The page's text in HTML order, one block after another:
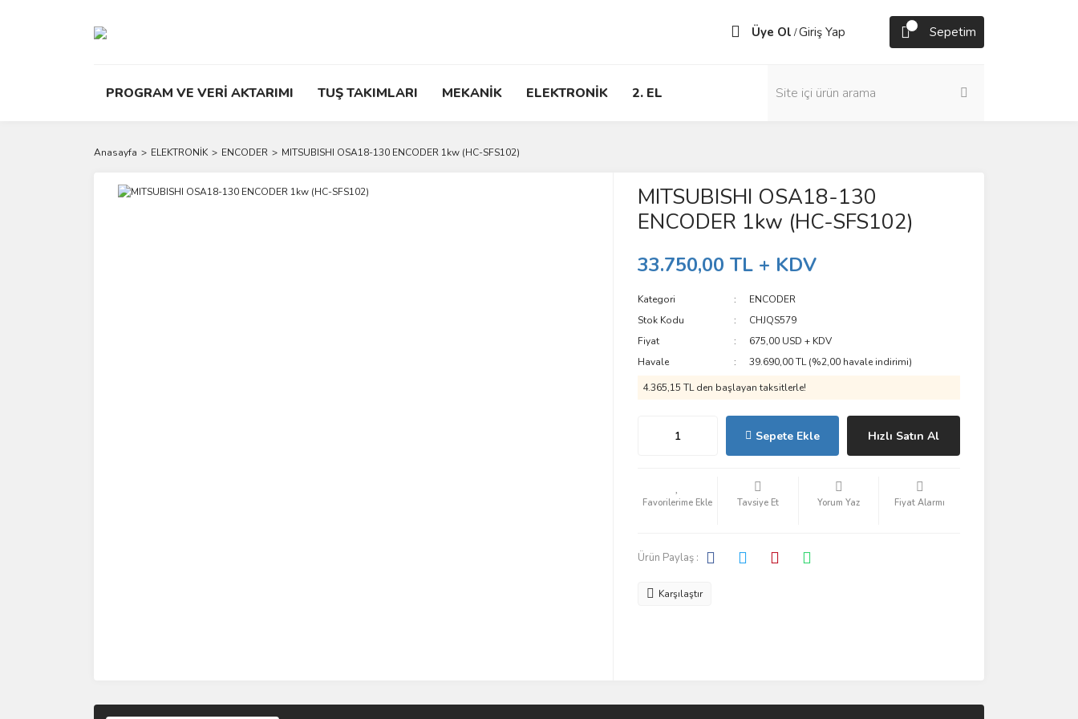
Üye Ol /Giriş Yap Sepetim
PROGRAM VE VERİ AKTARIMI TUŞ TAKIMLARI MEKANİK ELEKTRONİK 2. EL
Anasayfa ELEKTRONİK ENCODER MITSUBISHI OSA18-130 ENCODER 1kw (HC-SFS102)
MITSUBISHI OSA18-130
ENCODER 1kw (HC-SFS102)
33.750,00 TL + KDV
Kategori
ENCODER
Stok Kodu
CHJQS579
Fiyat
675,00 USD + KDV
Havale
39.690,00 TL (%2,00 havale indirimi)
4.365,15 TL den başlayan taksitlerle!
Sepete Ekle Hızlı Satın Al
Tavsiye Et Yorum Yaz Fiyat Alarmı
Ürün Paylaş :
Karşılaştır